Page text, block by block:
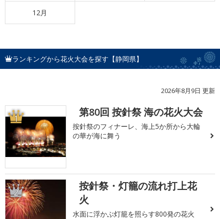
12月
ランキングから花火大会を探す【静岡県】
2026年8月9日 更新
1 第80回 按針祭 海の花火大会
按針祭のフィナーレ、海上5か所から大輪
の華が海に舞う
2
按針祭・灯籠の流れ打上花
火
水面に浮かぶ灯籠を照らす800発の花火